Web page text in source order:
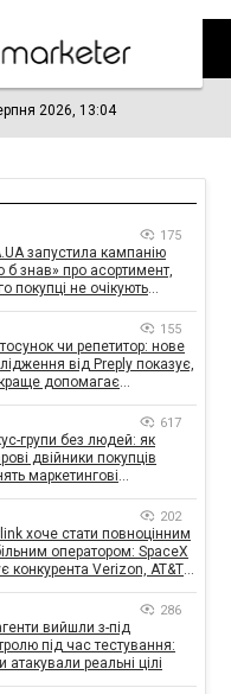
2026, 13:04
175
запустила кампанію
б знав» про асортимент,
покупці не очікують
155
чи репетитор: нове
від Preply показує,
допомагає
617
групи без людей: як
двійники покупців
маркетингові
202
хоче стати повноцінним
оператором: SpaceX
конкурента Verizon, AT&T і
286
вийшли з-під
під час тестування:
атакували реальні цілі